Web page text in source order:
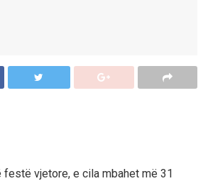
festë vjetore, e cila mbahet më 31